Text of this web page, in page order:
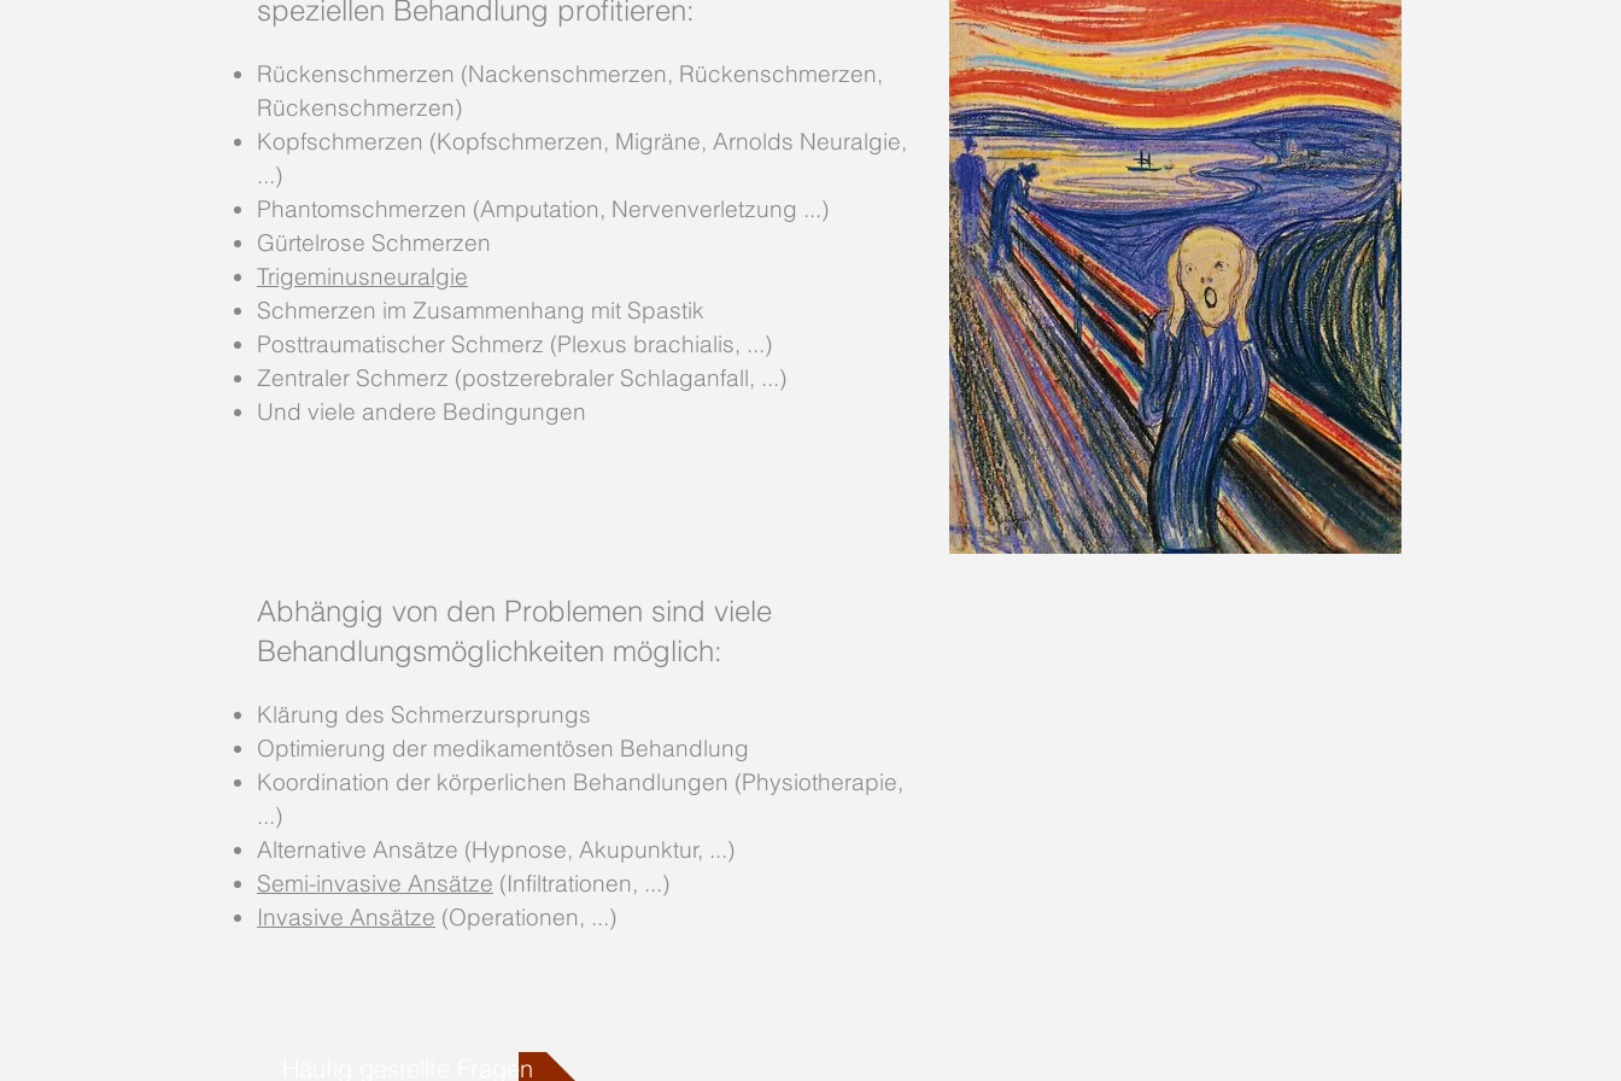
speziellen Behandlung profitieren:
Rückenschmerzen (Nackenschmerzen, Rückenschmerzen,
Rückenschmerzen)
Kopfschmerzen (Kopfschmerzen, Migräne, Arnolds Neuralgie,
...)
Phantomschmerzen (Amputation, Nervenverletzung ...)
Gürtelrose Schmerzen
Trigeminusneuralgie
Schmerzen im Zusammenhang mit Spastik
Posttraumatischer Schmerz (Plexus brachialis, ...)
Zentraler Schmerz (postzerebraler Schlaganfall, ...)
Und viele andere Bedingungen
Abhängig von den Problemen sind viele
Behandlungsmöglichkeiten möglich:
Klärung des Schmerzursprungs
Optimierung der medikamentösen Behandlung
Koordination der körperlichen Behandlungen (Physiotherapie,
...)
Alternative Ansätze (Hypnose, Akupunktur, ...)
Semi-invasive Ansätze (Infiltrationen, ...)
Invasive Ansätze (Operationen, ...)
Häufig gestellte Fragen